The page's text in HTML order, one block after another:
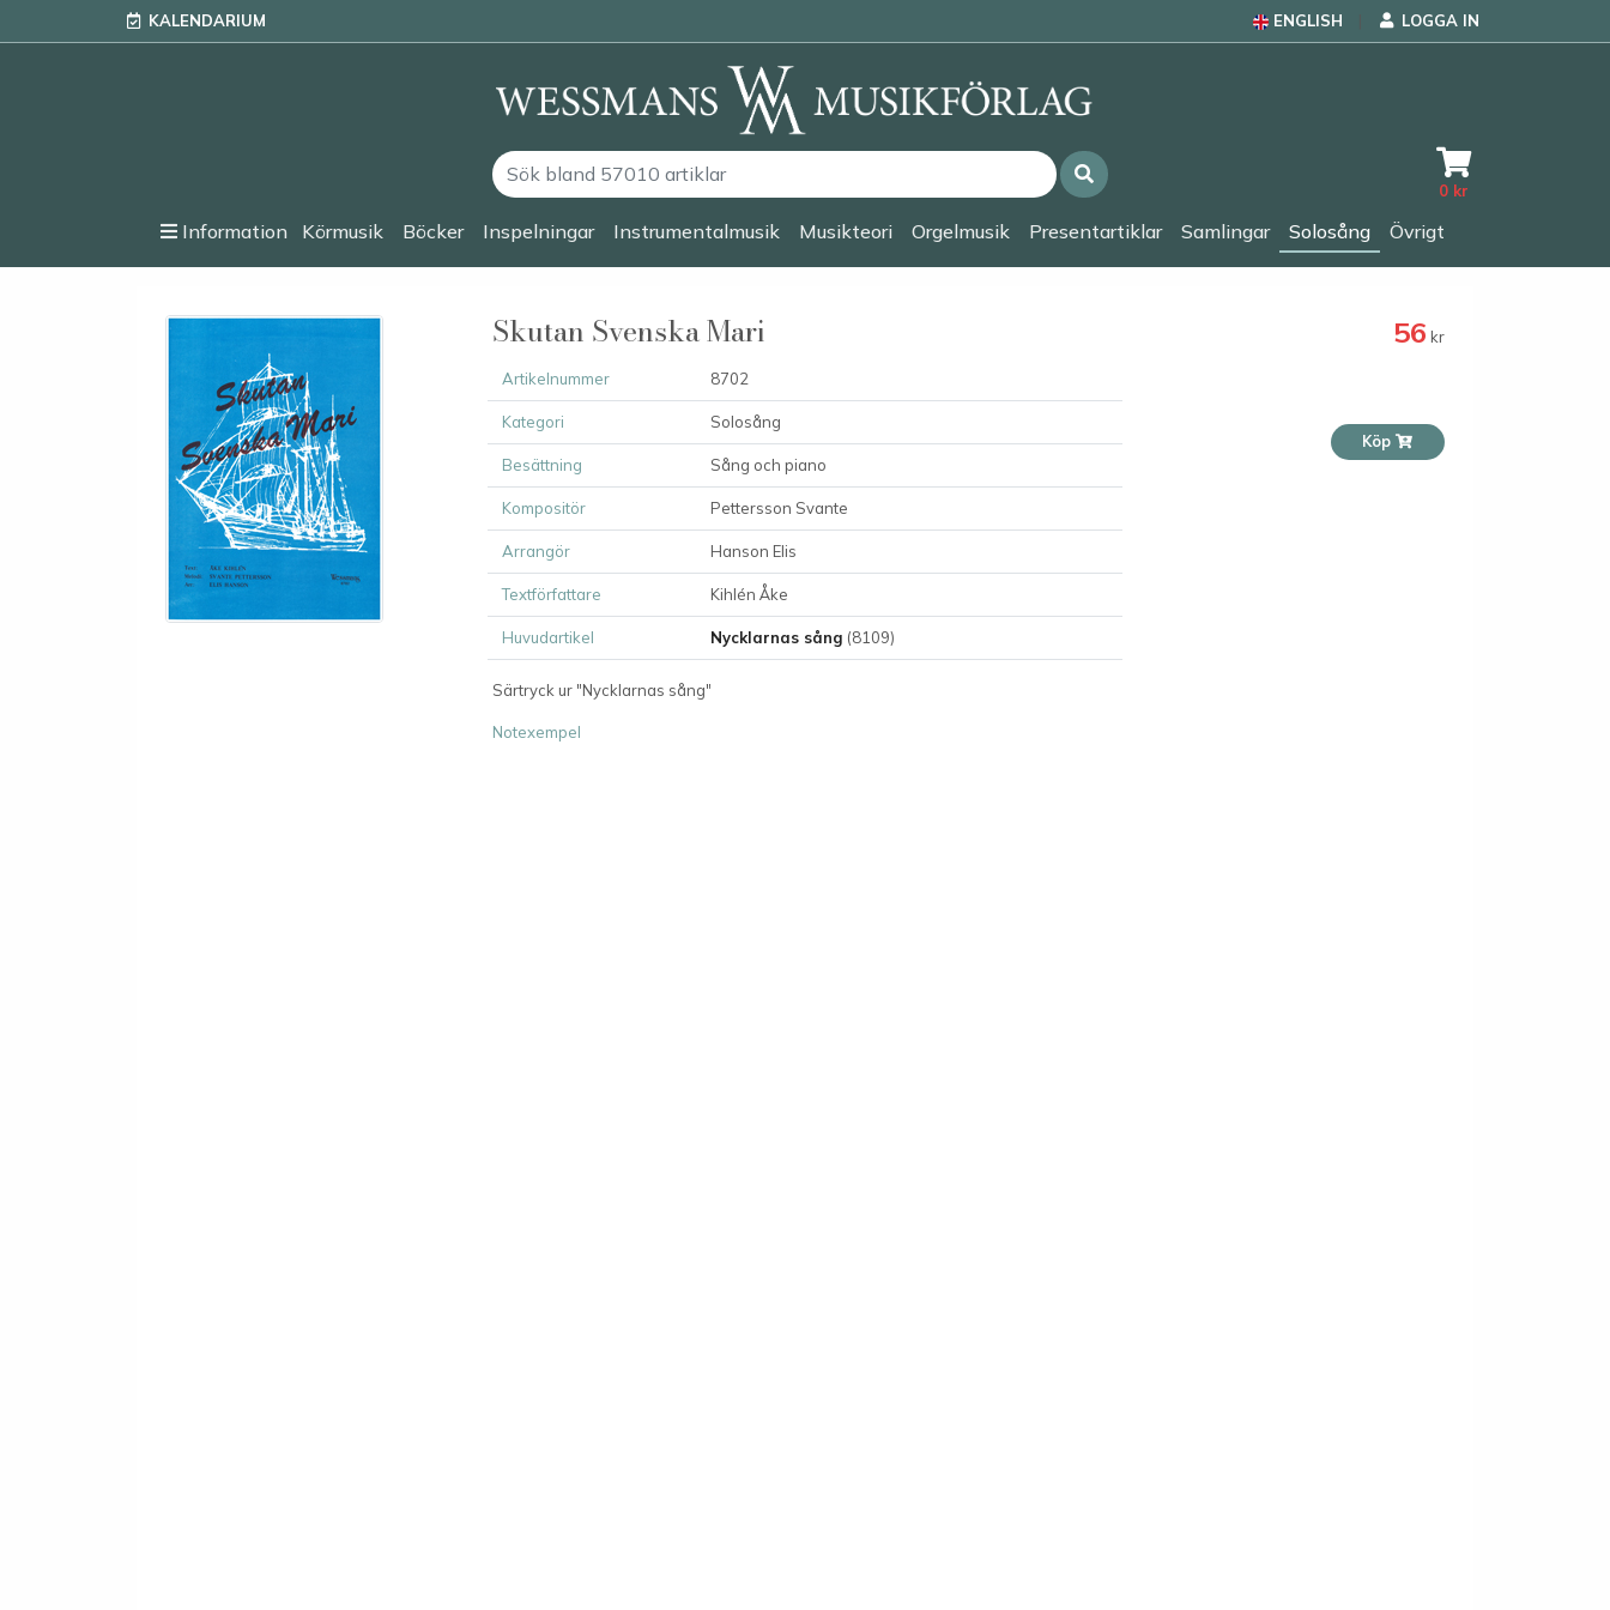
KALENDARIUM ENGLISH LOGGA IN
0 kr
Information Körmusik Böcker Inspelningar Instrumentalmusik Musikteori Orgelmusik Presentartiklar Samlingar Solosång Övrigt
Skutan Svenska Mari
Artikelnummer 8702
Kategori Solosång
Besättning Sång och piano
Kompositör Pettersson Svante
Arrangör Hanson Elis
Textförfattare Kihlén Åke
Huvudartikel Nycklarnas sång (8109)
56 kr
Köp
Särtryck ur "Nycklarnas sång"
Notexempel